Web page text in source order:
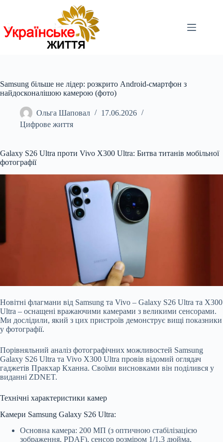
Samsung більше не лідер: розкрито Android-смартфон з
найдосконалішою камерою (фото)
Ольга Шаповал
17.06.2026
Цифрове життя
Galaxy S26 Ultra проти Vivo X300 Ultra: Битва титанів мобільної
фотографії
Новітні флагмани від Samsung та Vivo – Galaxy S26 Ultra та X300
Ultra – оснащені вражаючими камерами з великими сенсорами.
Ми дослідили, який з цих пристроїв демонструє вищі показники
у фотографії.
Порівняльний аналіз фотографічних можливостей Samsung
Galaxy S26 Ultra та Vivo X300 Ultra провів відомий оглядач
гаджетів Пракхар Кханна. Своїми висновками він поділився у
виданні ZDNET.
Технічні характеристики камер
Камери Samsung Galaxy S26 Ultra:
Основна камера: 200 МП (з оптичною стабілізацією
зображення, PDAF), сенсор розміром 1/1,3 дюйма,